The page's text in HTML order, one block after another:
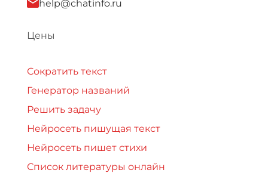
help@chatinfo.ru
Цены
Сократить текст
Генератор названий
Решить задачу
Нейросеть пишущая текст
Нейросеть пишет стихи
Список литературы онлайн